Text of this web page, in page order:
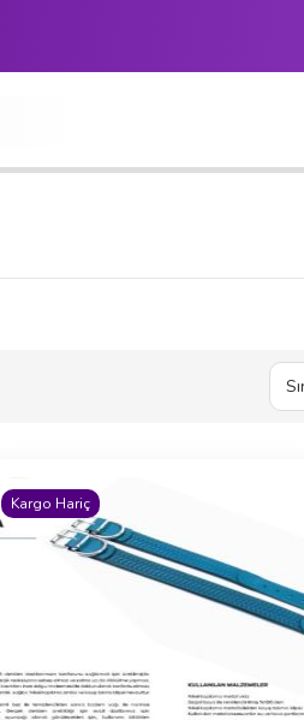
Kargo Hariç